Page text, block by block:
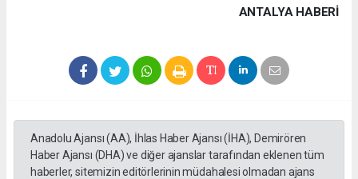
ANTALYA HABERİ
Anadolu Ajansı (AA), İhlas Haber Ajansı (İHA), Demirören
Haber Ajansı (DHA) ve diğer ajanslar tarafından eklenen tüm
haberler, sitemizin editörlerinin müdahalesi olmadan ajans